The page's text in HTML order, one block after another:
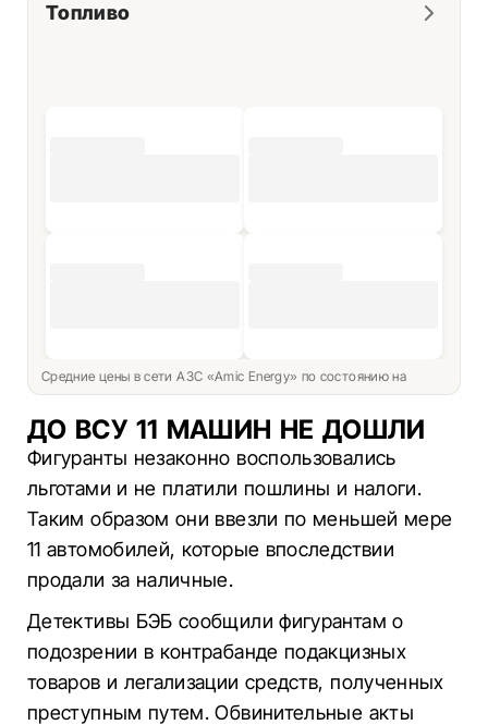
Топливо
Средние цены в сети АЗС «Amic Energy» по состоянию на
ДО ВСУ 11 МАШИН НЕ ДОШЛИ
Фигуранты незаконно воспользовались
льготами и не платили пошлины и налоги.
Таким образом они ввезли по меньшей мере
11 автомобилей, которые впоследствии
продали за наличные.
Детективы БЭБ сообщили фигурантам о
подозрении в контрабанде подакцизных
товаров и легализации средств, полученных
преступным путем. Обвинительные акты